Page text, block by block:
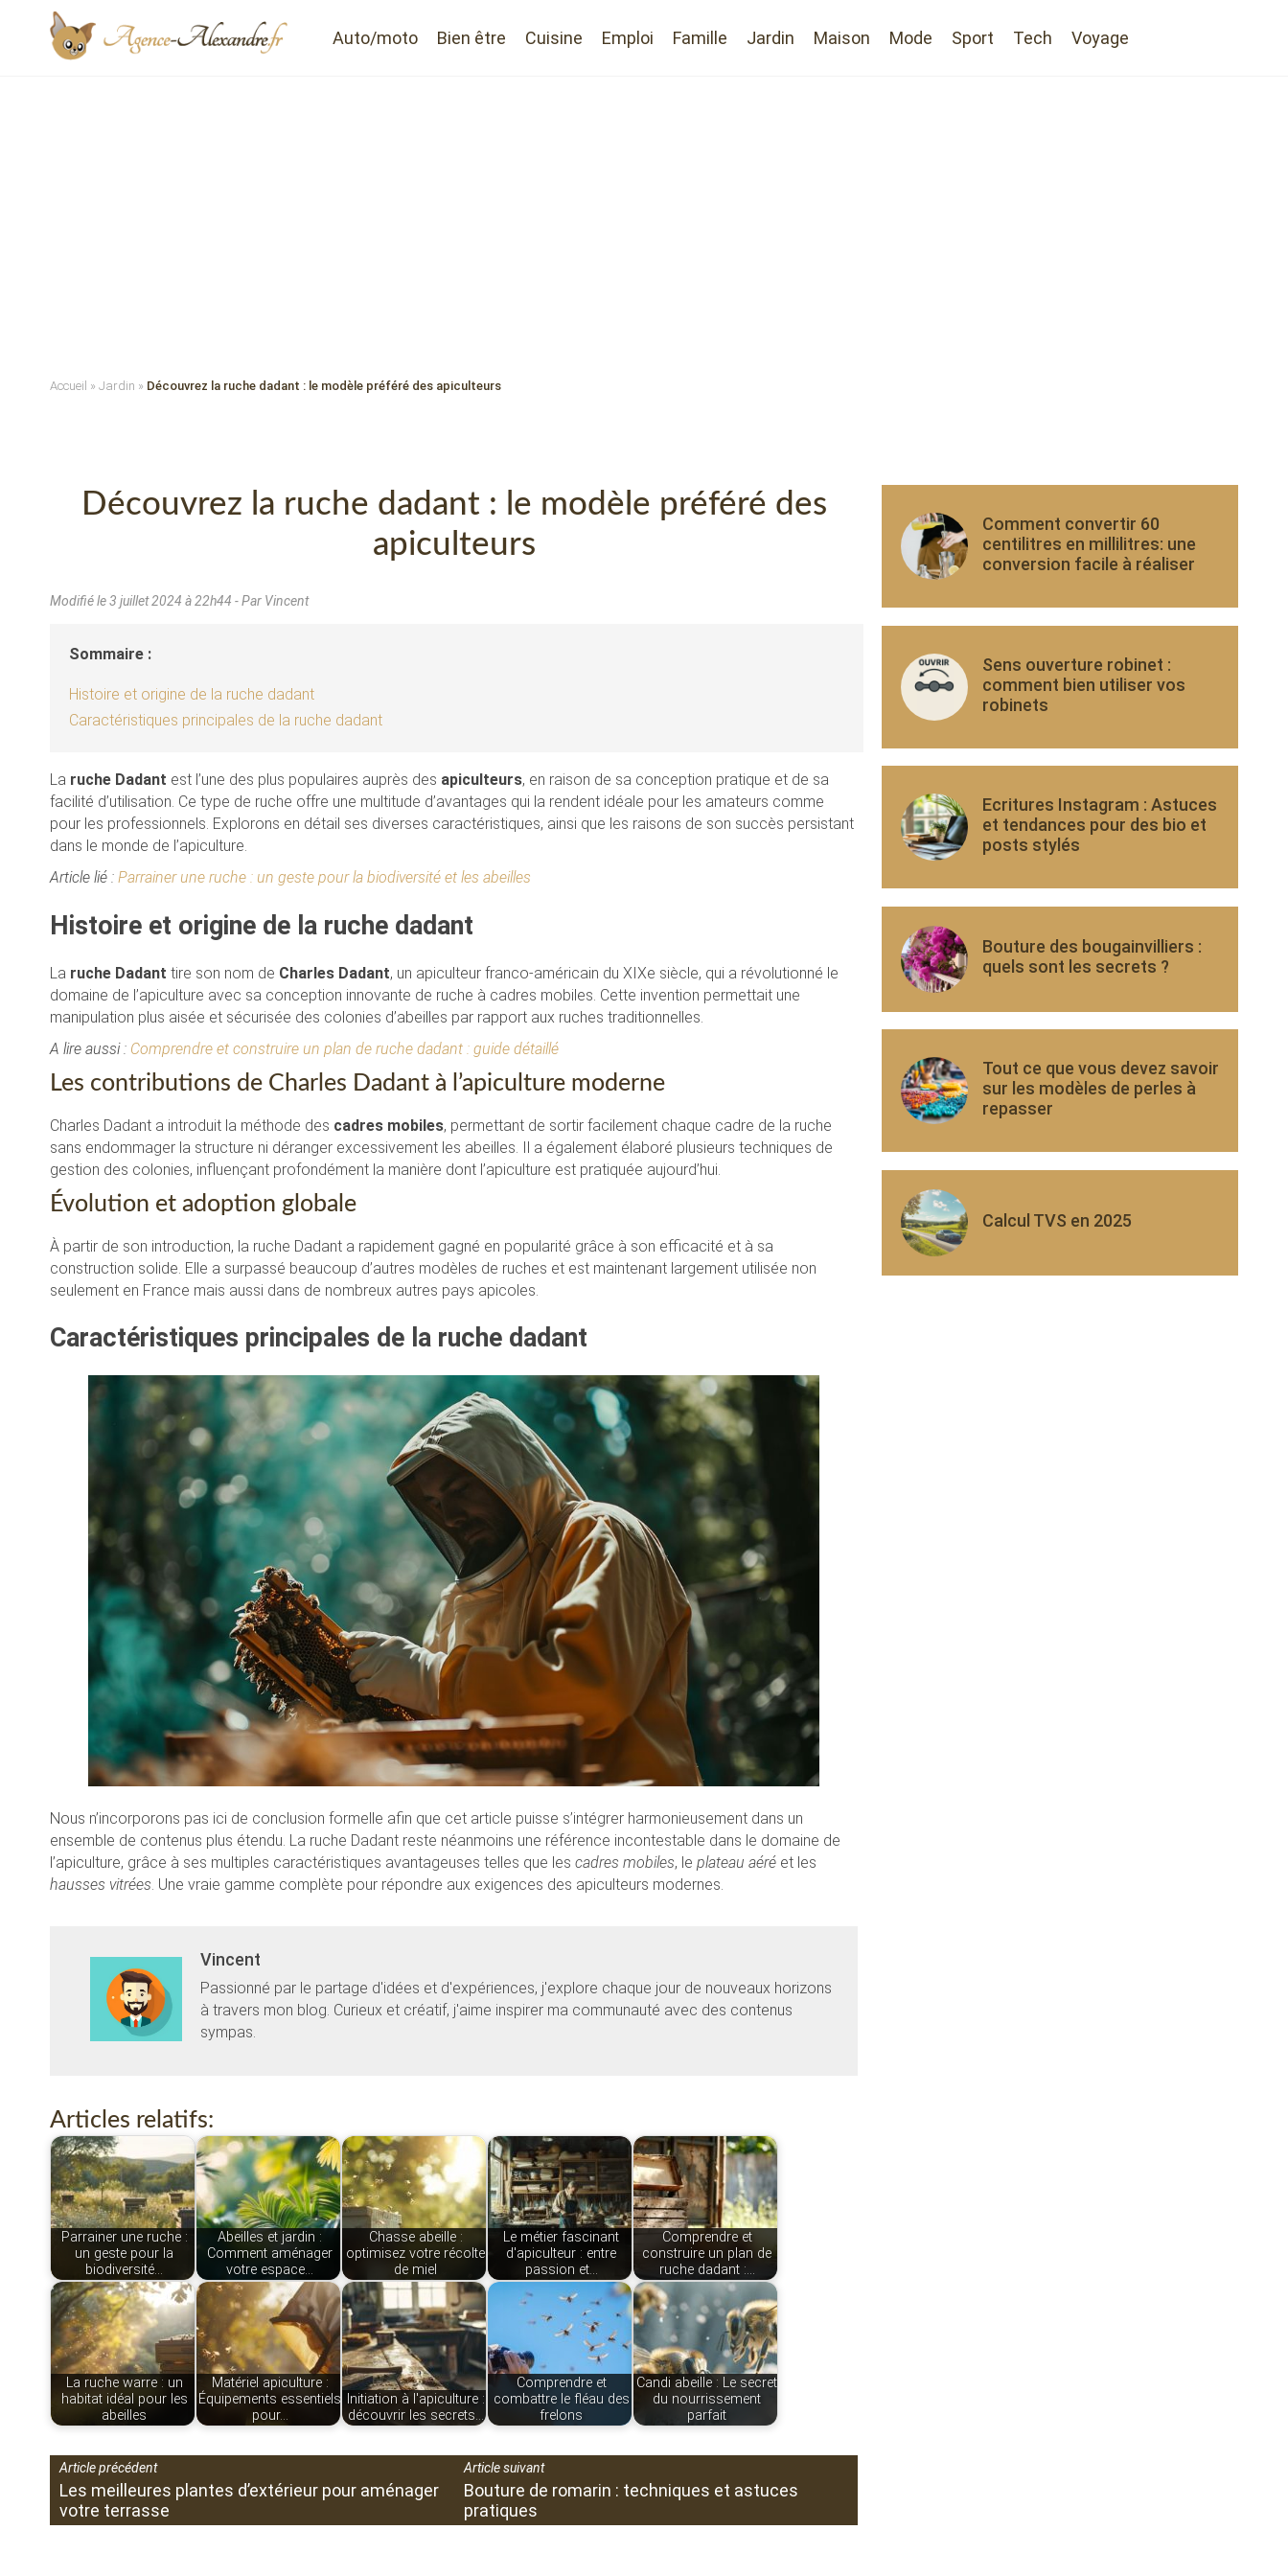
Auto/moto Bien être Cuisine Emploi Famille Jardin Maison Mode Sport Tech Voyage
Accueil » Jardin » Découvrez la ruche dadant : le modèle préféré des apiculteurs
Découvrez la ruche dadant : le modèle préféré des
apiculteurs
Modifié le3 juillet 2024 à 22h44 - Par Vincent
Sommaire :
Histoire et origine de la ruche dadant
Caractéristiques principales de la ruche dadant
La ruche Dadant est l’une des plus populaires auprès des apiculteurs, en raison de sa conception pratique et de sa
facilité d’utilisation. Ce type de ruche offre une multitude d’avantages qui la rendent idéale pour les amateurs comme
pour les professionnels. Explorons en détail ses diverses caractéristiques, ainsi que les raisons de son succès persistant
dans le monde de l’apiculture.
Article lié : Parrainer une ruche : un geste pour la biodiversité et les abeilles
Histoire et origine de la ruche dadant
La ruche Dadant tire son nom de Charles Dadant, un apiculteur franco-américain du XIXe siècle, qui a révolutionné le
domaine de l’apiculture avec sa conception innovante de ruche à cadres mobiles. Cette invention permettait une
manipulation plus aisée et sécurisée des colonies d’abeilles par rapport aux ruches traditionnelles.
A lire aussi : Comprendre et construire un plan de ruche dadant : guide détaillé
Les contributions de Charles Dadant à l’apiculture moderne
Charles Dadant a introduit la méthode des cadres mobiles, permettant de sortir facilement chaque cadre de la ruche
sans endommager la structure ni déranger excessivement les abeilles. Il a également élaboré plusieurs techniques de
gestion des colonies, influençant profondément la manière dont l’apiculture est pratiquée aujourd’hui.
Évolution et adoption globale
À partir de son introduction, la ruche Dadant a rapidement gagné en popularité grâce à son efficacité et à sa
construction solide. Elle a surpassé beaucoup d’autres modèles de ruches et est maintenant largement utilisée non
seulement en France mais aussi dans de nombreux autres pays apicoles.
Caractéristiques principales de la ruche dadant
Nous n’incorporons pas ici de conclusion formelle afin que cet article puisse s’intégrer harmonieusement dans un
ensemble de contenus plus étendu. La ruche Dadant reste néanmoins une référence incontestable dans le domaine de
l’apiculture, grâce à ses multiples caractéristiques avantageuses telles que les cadres mobiles, le plateau aéré et les
hausses vitrées . Une vraie gamme complète pour répondre aux exigences des apiculteurs modernes.
Vincent
Passionné par le partage d'idées et d'expériences, j'explore chaque jour de nouveaux horizons
à travers mon blog. Curieux et créatif, j'aime inspirer ma communauté avec des contenus
sympas.
Articles relatifs:
Parrainer une ruche :
un geste pour la
biodiversité…
Abeilles et jardin :
Comment aménager
votre espace…
Chasse abeille :
optimisez votre récolte
de miel
Le métier fascinant
d'apiculteur : entre
passion et…
Comprendre et
construire un plan de
ruche dadant :…
La ruche warre : un
habitat idéal pour les
abeilles
Matériel apiculture :
Équipements essentiels
pour…
Initiation à l'apiculture :
découvrir les secrets…
Comprendre et
combattre le fléau des
frelons
Candi abeille : Le secret
du nourrissement
parfait
Article précédent
Les meilleures plantes d’extérieur pour aménager
votre terrasse
Article suivant
Bouture de romarin : techniques et astuces
pratiques
Comment convertir 60
centilitres en millilitres: une
conversion facile à réaliser
Sens ouverture robinet :
comment bien utiliser vos
robinets
Ecritures Instagram : Astuces
et tendances pour des bio et
posts stylés
Bouture des bougainvilliers :
quels sont les secrets ?
Tout ce que vous devez savoir
sur les modèles de perles à
repasser
Calcul TVS en 2025